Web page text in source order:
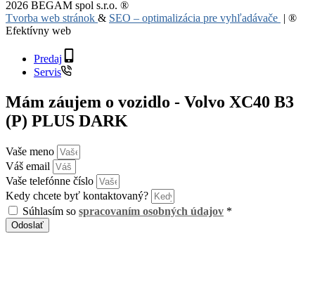
2026 BEGAM spol s.r.o. ®
Tvorba web stránok & SEO – optimalizácia pre vyhľadávače | ®
Efektívny web
Predaj
Servis
Mám záujem o vozidlo - Volvo XC40 B3
(P) PLUS DARK
Vaše meno
Váš email
Vaše telefónne číslo
Kedy chcete byť kontaktovaný?
Súhlasím so spracovaním osobných údajov *
Odoslať